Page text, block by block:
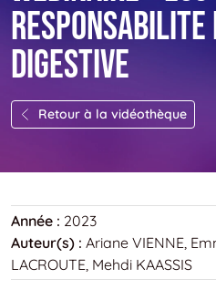
RESPONSABILITE
DIGESTIVE
Retour à la vidéothèque
Année : 2023
Auteur(s) : Ariane VIENNE,
LACROUTE, Mehdi KAASSIS